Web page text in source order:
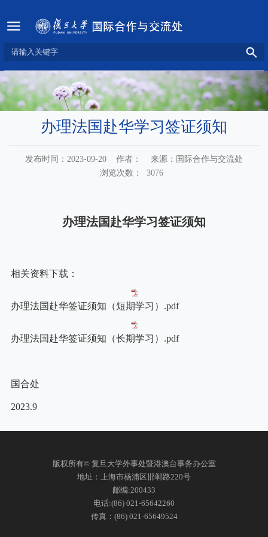
办理法国赴华学习签证须知
发布时间：2023-09-20 作者：
来源：国际合作与交流处
浏览次数：
3076
办理法国赴华学习签证须知
相关资料下载：
办理法国赴华签证须知（短期学习）.pdf
办理法国赴华签证须知（长期学习）.pdf
国合处
2023.9
版权所有© 复旦大学外事处暨港澳台事务办公室
地址：上海市杨浦区邯郸路220号
邮编:200433
电话:(86) 021-65642260
传真：(86) 021-65649524